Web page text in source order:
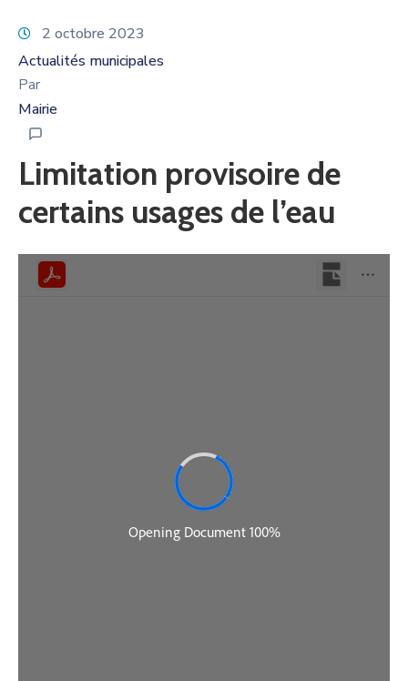
2 octobre 2023
Actualités municipales
Par
Mairie
Limitation provisoire de
certains usages de l’eau